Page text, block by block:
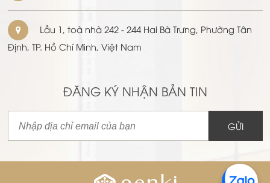
Lầu 1, toà nhà 242 - 244 Hai Bà Trưng, Phường Tân
Định, TP. Hồ Chí Minh, Việt Nam
ĐĂNG KÝ NHẬN BẢN TIN
GỬI